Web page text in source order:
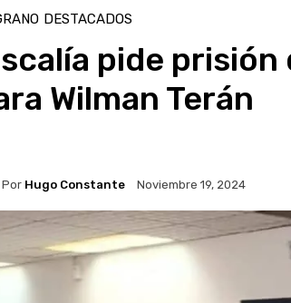
DESTACADOS
pide prisión
Wilman Terán
Por Hugo Constante Noviembre 19, 2024